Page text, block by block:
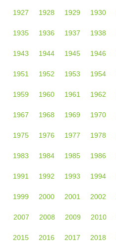
1927 1928 1929 1930
1935 1936 1937 1938
1943 1944 1945 1946
1951 1952 1953 1954
1959 1960 1961 1962
1967 1968 1969 1970
1975 1976 1977 1978
1983 1984 1985 1986
1991 1992 1993 1994
1999 2000 2001 2002
2007 2008 2009 2010
2015 2016 2017 2018